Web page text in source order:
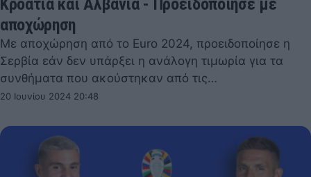
Κροατία και Αλβανία - Προειδοποίησε με
αποχώρηση
Με αποχώρηση από το Euro 2024, προειδοποίησε η
Σερβία εάν δεν υπάρξει η ανάλογη τιμωρία για τα
συνθήματα που ακούστηκαν από τις…
20 Ιουνίου 2024 20:48